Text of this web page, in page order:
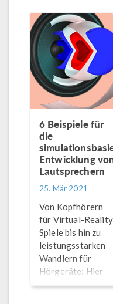
betrachtet
(Teil 1 von 2)
6 Beispiele für
die
Entwicklung
Lautsprechern
25. Mär 2021
Von Kopfhörern
für Virtual-
Spiele bis hin zu
leistungsstarken
Wandlern für
Hörgeräte: Hier
sind 6 Beispiele